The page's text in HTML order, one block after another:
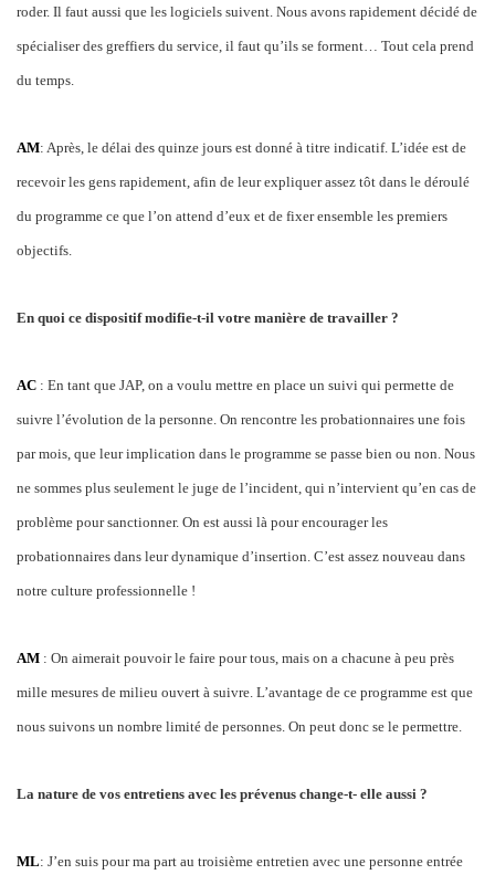
roder. Il faut aussi que les logiciels suivent. Nous avons rapidement décidé de
spécialiser des greffiers du service, il faut qu’ils se forment… Tout cela prend
du temps.
AM: Après, le délai des quinze jours est donné à titre indicatif. L’idée est de
recevoir les gens rapidement, afin de leur expliquer assez tôt dans le déroulé
du programme ce que l’on attend d’eux et de fixer ensemble les premiers
objectifs.
En quoi ce dispositif modifie-t-il votre manière de travailler ?
AC : En tant que JAP, on a voulu mettre en place un suivi qui permette de
suivre l’évolution de la personne. On rencontre les probationnaires une fois
par mois, que leur implication dans le programme se passe bien ou non. Nous
ne sommes plus seulement le juge de l’incident, qui n’intervient qu’en cas de
problème pour sanctionner. On est aussi là pour encourager les
probationnaires dans leur dynamique d’insertion. C’est assez nouveau dans
notre culture professionnelle !
AM : On aimerait pouvoir le faire pour tous, mais on a chacune à peu près
mille mesures de milieu ouvert à suivre. L’avantage de ce programme est que
nous suivons un nombre limité de personnes. On peut donc se le permettre.
La nature de vos entretiens avec les prévenus change-t- elle aussi ?
ML: J’en suis pour ma part au troisième entretien avec une personne entrée